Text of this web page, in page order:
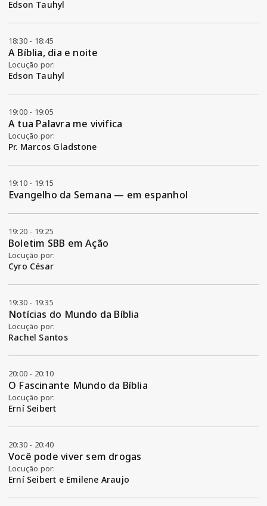
Edson Tauhyl
18:30 - 18:45
A Bíblia, dia e noite
Locução por:
Edson Tauhyl
19:00 - 19:05
A tua Palavra me vivifica
Locução por:
Pr. Marcos Gladstone
19:10 - 19:15
Evangelho da Semana — em espanhol
19:20 - 19:25
Boletim SBB em Ação
Locução por:
Cyro César
19:30 - 19:35
Notícias do Mundo da Bíblia
Locução por:
Rachel Santos
20:00 - 20:10
O Fascinante Mundo da Bíblia
Locução por:
Erní Seibert
20:30 - 20:40
Você pode viver sem drogas
Locução por:
Erní Seibert e Emilene Araujo